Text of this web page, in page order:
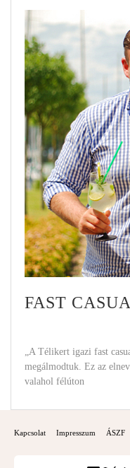
FAST
„A Télikert igazi fast
megálmodtuk. Ez az
valahol félúton
Kapcsolat Impresszum ÁSZF